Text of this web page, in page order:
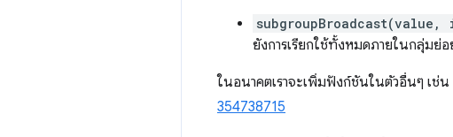
subgroupBroadcast(value,
ยังการเรียกใช้ทั้งหมดภายในกลุ่มย่อ
ในอนาคตเราจะเพิ่มฟังก์ชันในตัวอื่นๆ เช่น
354738715